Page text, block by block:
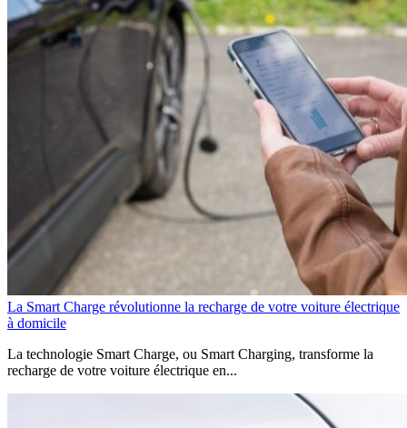
La Smart Charge révolutionne la recharge de votre voiture électrique
à domicile
La technologie Smart Charge, ou Smart Charging, transforme la
recharge de votre voiture électrique en...